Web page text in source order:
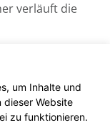
verläuft die
um Inhalte und
dieser Website
zu funktionieren.